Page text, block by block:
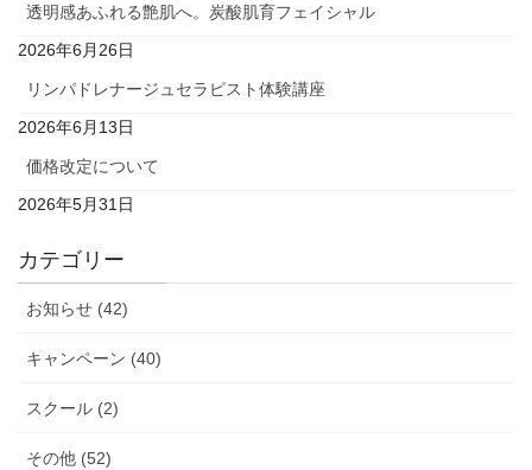
透明感あふれる艶肌へ。炭酸肌育フェイシャル
2026年6月26日
リンパドレナージュセラピスト体験講座
2026年6月13日
価格改定について
2026年5月31日
カテゴリー
お知らせ (42)
キャンペーン (40)
スクール (2)
その他 (52)